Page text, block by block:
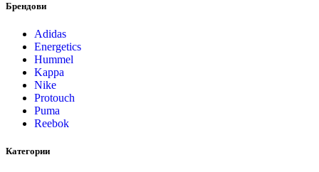
Брендови
Adidas
Energetics
Hummel
Kappa
Nike
Protouch
Puma
Reebok
Категории